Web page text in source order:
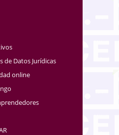
de Datos Jurídicas
online